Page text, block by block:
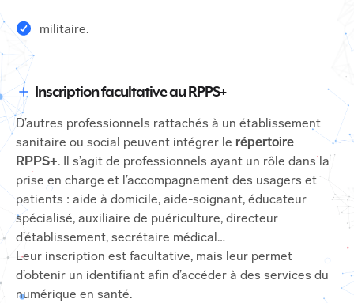
militaire.
Inscription facultative au RPPS+
D’autres professionnels rattachés à un établissement
sanitaire ou social peuvent intégrer le répertoire
RPPS+. Il s’agit de professionnels ayant un rôle dans la
prise en charge et l’accompagnement des usagers et
patients : aide à domicile, aide-soignant, éducateur
spécialisé, auxiliaire de puériculture, directeur
d’établissement, secrétaire médical…
Leur inscription est facultative, mais leur permet
d’obtenir un identifiant afin d’accéder à des services du
numérique en santé.